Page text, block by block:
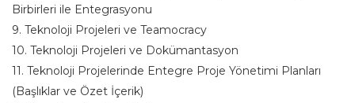
Birbirleri ile Entegrasyonu
9. Teknoloji Projeleri ve Teamocracy
10. Teknoloji Projeleri ve Dokümantasyon
11. Teknoloji Projelerinde Entegre Proje Yönetimi Planları
(Başlıklar ve Özet İçerik)